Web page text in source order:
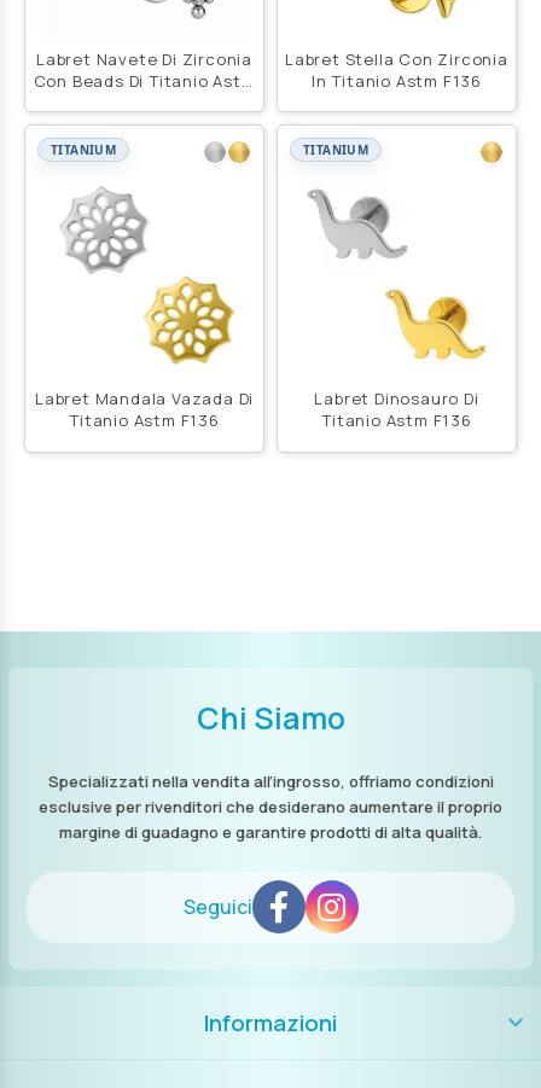
Labret Navete Di Zirconia
Con Beads Di Titanio Astm
Labret Stella Con Zirconia
In Titanio Astm F136
TITANIUM
Labret Mandala Vazada Di
Titanio Astm F136
TITANIUM
Labret Dinosauro Di
Titanio Astm F136
Chi Siamo
Specializzati nella vendita all’ingrosso, offriamo condizioni
esclusive per rivenditori che desiderano aumentare il proprio
margine di guadagno e garantire prodotti di alta qualità.
Seguici
Informazioni